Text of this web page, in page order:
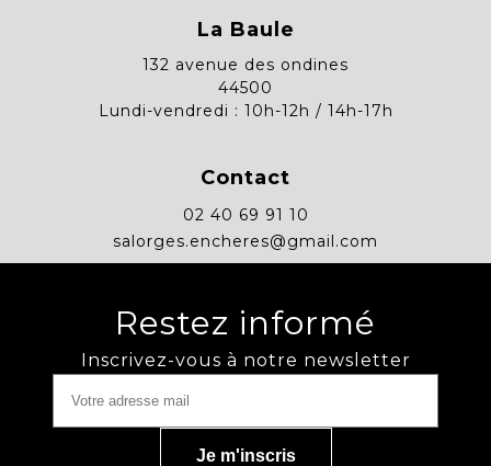
La Baule
132 avenue des ondines
44500
Lundi-vendredi : 10h-12h / 14h-17h
Contact
02 40 69 91 10
salorges.encheres@gmail.com
Restez informé
Inscrivez-vous à notre newsletter